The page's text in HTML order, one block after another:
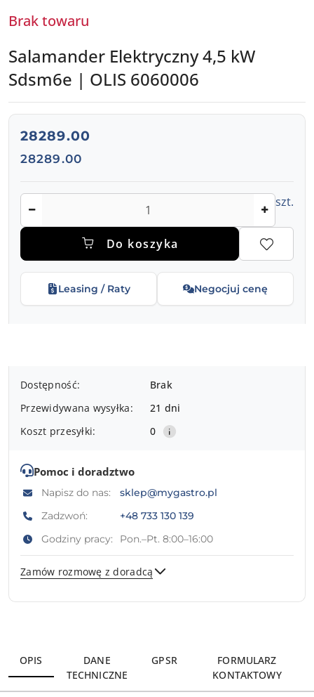
Brak towaru
Salamander Elektryczny 4,5 kW
Sdsm6e | OLIS 6060006
Salamander elektryczny 4,5 kW, SDSM6E, Olis
cena:
28289.00
Cena:
28289.00
Ilość szt.
Do koszyka
Leasing / Raty Negocjuj cenę
Dostępność
dostawa
Dostępność:
Brak
Przewidywana wysyłka:
21 dni
Koszt przesyłki:
0
Pomoc i doradztwo
Napisz do nas:
sklep@mygastro.pl
Zadzwoń:
+48 733 130 139
Godziny pracy:
Pon.–Pt. 8:00–16:00
Zamów rozmowę z doradcą
OPIS
DANE
TECHNICZNE
GPSR
FORMULARZ
KONTAKTOWY